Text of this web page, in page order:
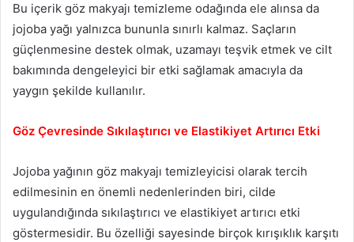
Bu içerik göz makyajı temizleme odağında ele alınsa da
jojoba yağı yalnızca bununla sınırlı kalmaz. Saçların
güçlenmesine destek olmak, uzamayı teşvik etmek ve cilt
bakımında dengeleyici bir etki sağlamak amacıyla da
yaygın şekilde kullanılır.
Göz Çevresinde Sıkılaştırıcı ve Elastikiyet Artırıcı Etki
Jojoba yağının göz makyajı temizleyicisi olarak tercih
edilmesinin en önemli nedenlerinden biri, cilde
uygulandığında sıkılaştırıcı ve elastikiyet artırıcı etki
göstermesidir. Bu özelliği sayesinde birçok kırışıklık karşıtı